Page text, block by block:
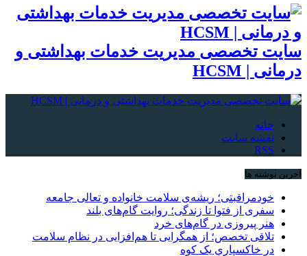
سایت تخصصی مدیریت خدمات بهداشتی و
درمانی | HCSM
خانه
نقشه سایت
RSS
آخرین نوشته ها
خودمراقبتی؛ ریشه‌ی سلامت خانواده و تعالی جامعه
سفری از فتوا تا زندگی؛ روایت گام‌های بلند
هنر پیروزی در گام‌های خرد
تلاقی تخصص؛ از همگرایی تا هم‌افزایی در نظام سلامت
در خاکسپاریِ یک کوه